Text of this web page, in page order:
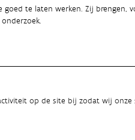
te laten werken. Zij brengen,
op de site bij zodat wij onze